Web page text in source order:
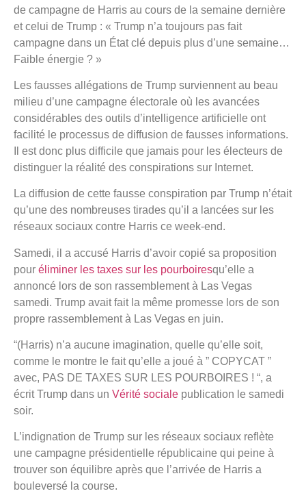
de campagne de Harris au cours de la semaine dernière
et celui de Trump : « Trump n’a toujours pas fait
campagne dans un État clé depuis plus d’une semaine…
Faible énergie ? »
Les fausses allégations de Trump surviennent au beau
milieu d’une campagne électorale où les avancées
considérables des outils d’intelligence artificielle ont
facilité le processus de diffusion de fausses informations.
Il est donc plus difficile que jamais pour les électeurs de
distinguer la réalité des conspirations sur Internet.
La diffusion de cette fausse conspiration par Trump n’était
qu’une des nombreuses tirades qu’il a lancées sur les
réseaux sociaux contre Harris ce week-end.
Samedi, il a accusé Harris d’avoir copié sa proposition
pour éliminer les taxes sur les pourboiresqu’elle a
annoncé lors de son rassemblement à Las Vegas
samedi. Trump avait fait la même promesse lors de son
propre rassemblement à Las Vegas en juin.
“(Harris) n’a aucune imagination, quelle qu’elle soit,
comme le montre le fait qu’elle a joué à ” COPYCAT ”
avec, PAS DE TAXES SUR LES POURBOIRES ! “, a
écrit Trump dans un Vérité sociale publication le samedi
soir.
L’indignation de Trump sur les réseaux sociaux reflète
une campagne présidentielle républicaine qui peine à
trouver son équilibre après que l’arrivée de Harris a
bouleversé la course.